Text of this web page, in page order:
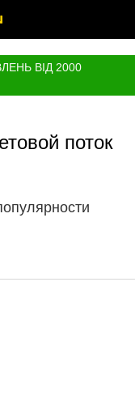
ВІД 2000
поток